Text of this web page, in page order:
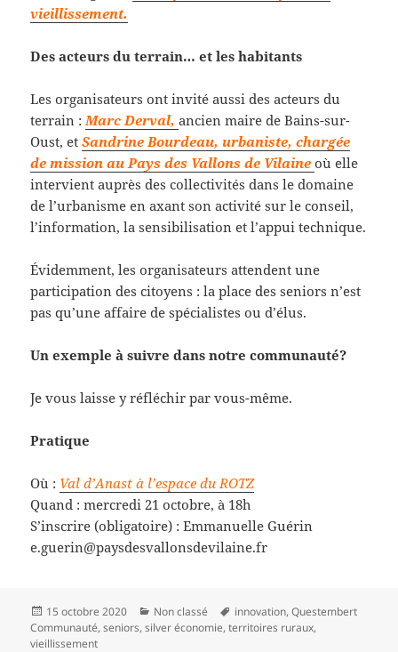
vieillissement.
Des acteurs du terrain… et les habitants
Les organisateurs ont invité aussi des acteurs du
terrain : Marc Derval,ancien maire de Bains-sur-
Oust, etSandrine Bourdeau, urbaniste, chargée
de mission au Pays des Vallons de Vilaineoù elle
intervient auprès des collectivités dans le domaine
de l’urbanisme en axant son activité sur le conseil,
l’information, la sensibilisation et l’appui technique.
Évidemment, les organisateurs attendent une
participation des citoyens : la place des seniors n’est
pas qu’une affaire de spécialistes ou d’élus.
Un exemple à suivre dans notre communauté?
Je vous laisse y réfléchir par vous-même.
Pratique
Où : Val d’Anast à l’espace du ROTZ
Quand : mercredi 21 octobre, à 18h
S’inscrire (obligatoire) : Emmanuelle Guérin
e.guerin@paysdesvallonsdevilaine.fr
Publié
le
15 octobre 2020 Catégories
Non classé
Mots-
clés
innovation,Questembert
Communauté,seniors,silver économie,territoires ruraux,
vieillissement